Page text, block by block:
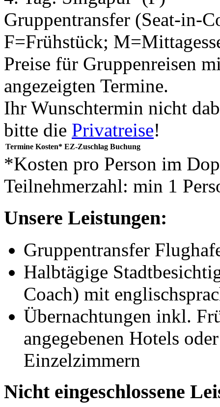
Gruppentransfer (Seat-in-
F=Frühstück;
Preise für Gruppenreisen
angezeigten Termine.
Ihr Wunschtermin nicht
bitte die Privatreise!
Termine Kosten* EZ-Zuschlag Buchung
*Kosten pro Person im
Teilnehmerzahl: min 1
Unsere Leistungen:
Gruppentransfer
Halbtägige
Coach) mit
Übernachtungen inkl.
angegebenen Hotels
Einzelzimmern
Nicht eingeschlossene